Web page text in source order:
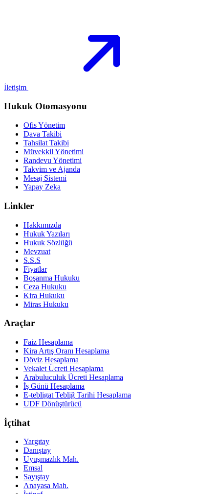
İletişim
Hukuk Otomasyonu
Ofis Yönetim
Dava Takibi
Tahsilat Takibi
Müvekkil Yönetimi
Randevu Yönetimi
Takvim ve Ajanda
Mesaj Sistemi
Yapay Zeka
Linkler
Hakkımızda
Hukuk Yazıları
Hukuk Sözlüğü
Mevzuat
S.S.S
Fiyatlar
Boşanma Hukuku
Ceza Hukuku
Kira Hukuku
Miras Hukuku
Araçlar
Faiz Hesaplama
Kira Artış Oranı Hesaplama
Döviz Hesaplama
Vekalet Ücreti Hesaplama
Arabuluculuk Ücreti Hesaplama
İş Günü Hesaplama
E-tebligat Tebliğ Tarihi Hesaplama
UDF Dönüştürücü
İçtihat
Yargıtay
Danıştay
Uyuşmazlık Mah.
Emsal
Sayıştay
Anayasa Mah.